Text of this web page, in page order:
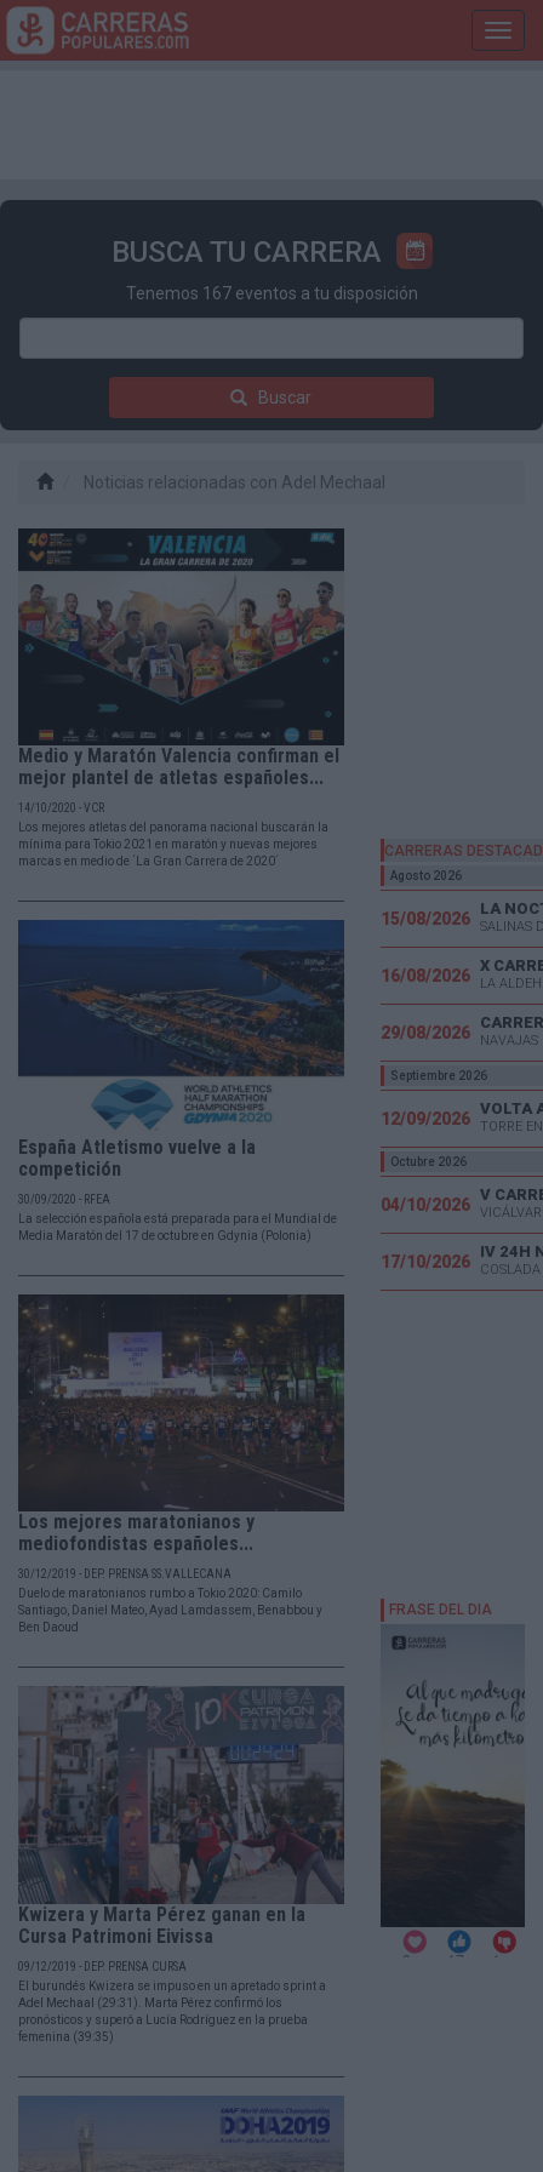
BUSCA TU CARRERA
Tenemos 167 eventos a tu disposición
Buscar
Noticias relacionadas con Adel Mechaal
Medio y Maratón Valencia confirman el
mejor plantel de atletas españoles...
14/10/2020 - VCR
Los mejores atletas del panorama nacional buscarán la
mínima para Tokio 2021 en maratón y nuevas mejores
marcas en medio de ´La Gran Carrera de 2020´
España Atletismo vuelve a la
competición
30/09/2020 - RFEA
La selección española está preparada para el Mundial de
Media Maratón del 17 de octubre en Gdynia (Polonia)
Los mejores maratonianos y
mediofondistas españoles...
30/12/2019 - DEP. PRENSA SS.VALLECANA
Duelo de maratonianos rumbo a Tokio 2020: Camilo
Santiago, Daniel Mateo, Ayad Lamdassem, Benabbou y
Ben Daoud
Kwizera y Marta Pérez ganan en la
Cursa Patrimoni Eivissa
09/12/2019 - DEP. PRENSA CURSA
El burundés Kwizera se impuso en un apretado sprint a
Adel Mechaal (29:31). Marta Pérez confirmó los
pronósticos y superó a Lucía Rodríguez en la prueba
femenina (39:35)
CARRERAS
Agosto 2026
15/08/2026
LA
SALINAS
16/08/2026
X
LA
29/08/2026
Septiembre 2026
12/09/2026
VOLTA
TORRE
Octubre 2026
04/10/2026
17/10/2026
IV 24H